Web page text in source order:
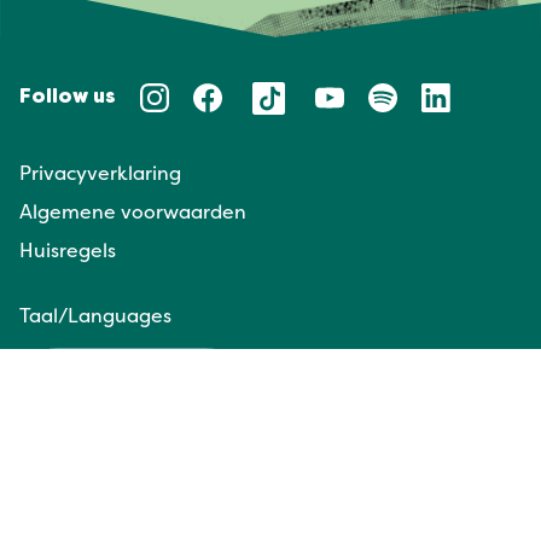
Follow us
Privacyverklaring
Algemene voorwaarden
Huisregels
Taal/Languages